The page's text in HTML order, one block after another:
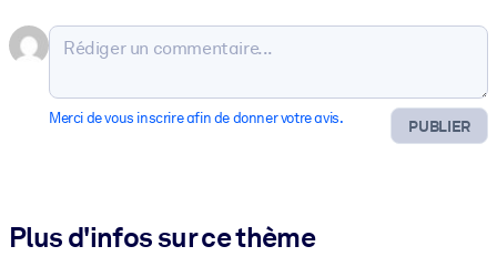
PUBLIER
Merci de vous inscrire afin de donner votre avis.
Plus d'infos sur ce thème